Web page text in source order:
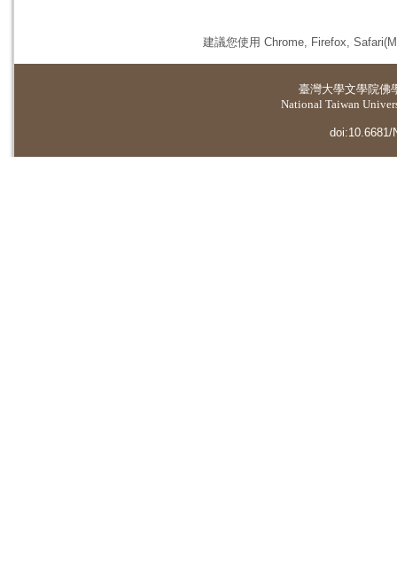
建議您使用 Chrome, Firefox,
臺灣大學文學院佛
National Taiwan
doi:10.6681/